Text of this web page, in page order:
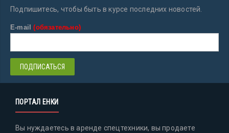
Подпишитесь, чтобы быть в курсе последних новостей.
E-mail(обязательно)
ПОРТАЛ ЕНКИ
Вы нуждаетесь в аренде спецтехники, вы продаете